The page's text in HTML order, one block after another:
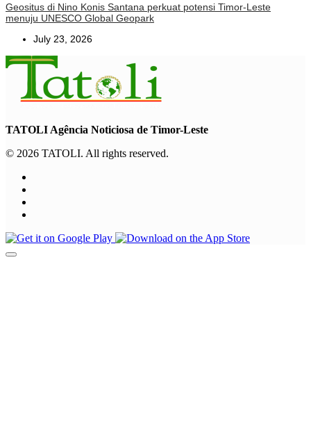
Geositus di Nino Konis Santana perkuat potensi Timor-Leste
menuju UNESCO Global Geopark
July 23, 2026
TATOLI Agência Noticiosa de Timor-Leste
© 2026 TATOLI. All rights reserved.